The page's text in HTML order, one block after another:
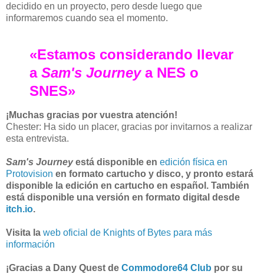
decidido en un proyecto, pero desde luego que
informaremos cuando sea el momento.
«Estamos considerando llevar
a Sam's Journeya NES o
SNES»
¡Muchas gracias por vuestra atención!
Chester: Ha sido un placer, gracias por invitarnos a realizar
esta entrevista.
Sam's Journeyestá disponible en edición física en
Protovision en formato cartucho y disco, y pronto estará
disponible la edición en cartucho en español. También
está disponible una versión en formato digital desde
itch.io.
Visita la web oficial de Knights of Bytes para más
información
¡Gracias a Dany Quest de Commodore64 Club por su